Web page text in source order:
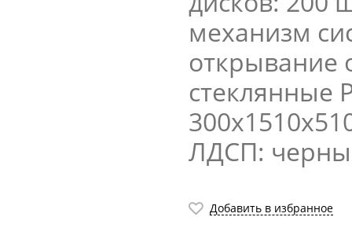
механизм
открывание
стеклянные
ЛДСП:
Добавить в избранное